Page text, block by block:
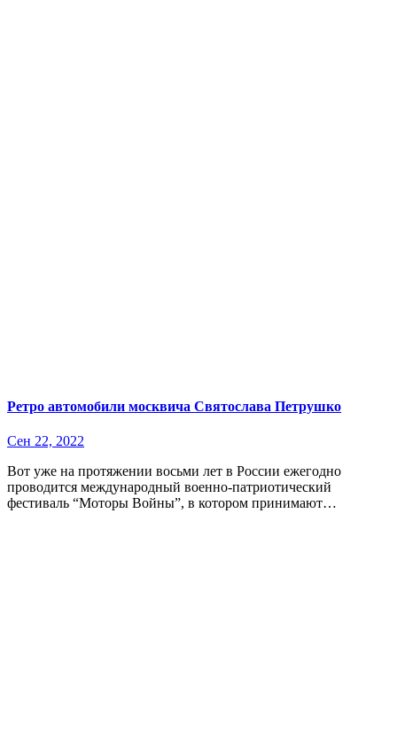
Ретро автомобили москвича Святослава Петрушко
Сен 22, 2022
Вот уже на протяжении восьми лет в России ежегодно
проводится международный военно-патриотический
фестиваль “Моторы Войны”, в котором принимают…